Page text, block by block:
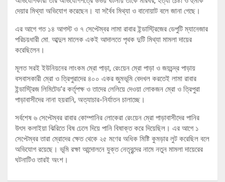
দেয়ার মিথ্যা অভিযোগ করেছেন। যা সর্বৈব মিথ্যা ও বানোয়াট বলে জানা গেছে।
এর আগে গত ১৪ আগস্ট ও ৭ সেপ্টেম্বর লামা রাবার ইন্ডাস্ট্রিজের ডেপুটি ম্যানেজার
পরিচয়ধারী মো. আব্দুল মালেক একই আদালতে পৃথক দুটি মিথ্যা মামলা দায়ের
করেছিলেন।
মূলত সরই ইউনিয়নের লাংকম ম্রো পাড়া, রেংয়েন ম্রো পাড়া ও জয়চন্দ্র পাড়ায়
বসবাসকারী ম্রো ও ত্রিপুরাদের ৪০০ একর জুমভূমি বেদখল করতেই লামা রাবার
ইন্ডাস্ট্রিজ লিমিটেড’র কর্তৃপক্ষ ও তাদের লেলিয়ে দেওয়া লোকজন ম্রো ও ত্রিপুরা
পাড়াবাসীদের নানা হয়রানি, অত্যাচার-নির্যাতন চালাচ্ছে।
সর্বশেষ ৬ সেপ্টেম্বর রাবার কোম্পানির লোকেরা রেংয়েন ম্রো পাড়াবাসীদের পানির
উৎস কলাইয়া ঝিরিতে বিষ ঢেলে দিয়ে পানি বিষাক্ত করে দিয়েছিল। এর আগে ১
সেপ্টেম্বর তারা ম্রোদের ক্ষেত থেকে ২৫ মণের অধিক মিষ্টি কুমড়ার লুট করেছিল বলে
অভিযোগ রয়েছে। ভূমি রক্ষা আন্দোলনে যুক্ত নেতৃবৃন্দের নামে নতুন মামলা দায়েরের
ঘটনাটিও তারই অংশ।